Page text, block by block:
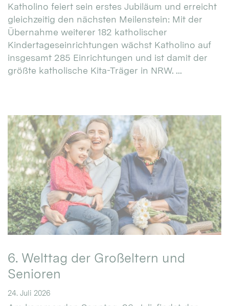
Katholino feiert sein erstes Jubiläum und erreicht
gleichzeitig den nächsten Meilenstein: Mit der
Übernahme weiterer 182 katholischer
Kindertageseinrichtungen wächst Katholino auf
insgesamt 285 Einrichtungen und ist damit der
größte katholische Kita-Träger in NRW. ...
6. Welttag der Großeltern und
Senioren
24. Juli 2026